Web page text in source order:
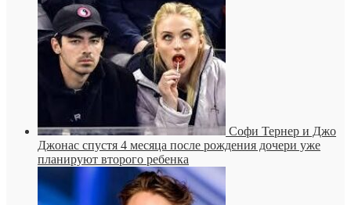
Софи Тернер и Джо
Джонас спустя 4 месяца после рождения дочери уже
планируют второго ребенка